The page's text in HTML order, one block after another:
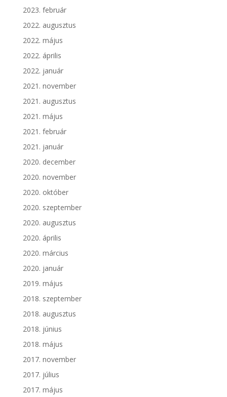
2023. február
2022. augusztus
2022. május
2022. április
2022. január
2021. november
2021. augusztus
2021. május
2021. február
2021. január
2020. december
2020. november
2020. október
2020. szeptember
2020. augusztus
2020. április
2020. március
2020. január
2019. május
2018. szeptember
2018. augusztus
2018. június
2018. május
2017. november
2017. július
2017. május